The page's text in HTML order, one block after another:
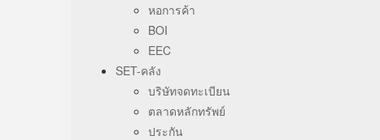
หอการค้า
BOI
EEC
SET-คลัง
บริษัทจดทะเบียน
ตลาดหลักทรัพย์
ประกัน